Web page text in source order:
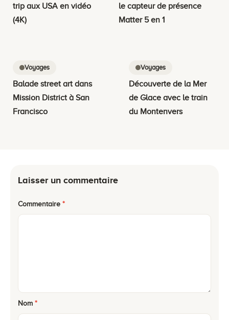
trip aux USA en vidéo
(4K)
le capteur de présence
Matter 5 en 1
Voyages
Balade street art dans
Mission District à San
Francisco
Voyages
Découverte de la Mer
de Glace avec le train
du Montenvers
Laisser un commentaire
Commentaire *
Nom *